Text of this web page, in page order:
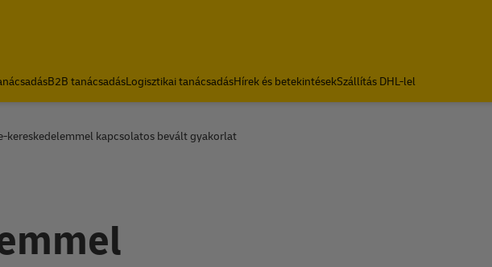
B2B tanácsadásLogisztikai tanácsadásHírek és betekintésekSzállítás DHL-lel
kereskedelemmel kapcsolatos bevált gyakorlat